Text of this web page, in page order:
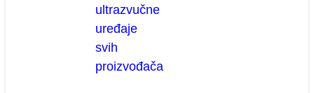
ultrazvučne
uređaje
svih
proizvođača